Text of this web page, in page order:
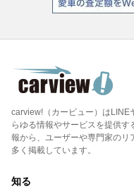
carview!（カービュー）はLINE
らゆる情報やサービスを提供
報から、ユーザーや専門家のリ
多く掲載しています。
知る